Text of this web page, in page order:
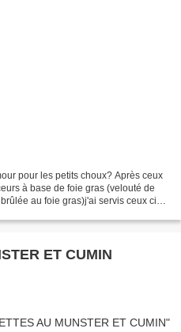
pour les petits choux? Après ceux
à base de foie gras (velouté de
au foie gras)j'ai servis ceux ci
ET CUMIN